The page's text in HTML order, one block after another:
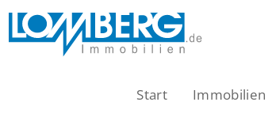
Zum
Inhalt
Start Immobilien